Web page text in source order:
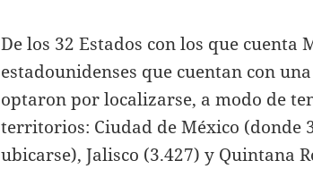
De los 32 Estados con los que cuenta
estadounidenses que cuentan con
optaron por localizarse, a modo de
territorios: Ciudad de México (donde
ubicarse), Jalisco (3.427) y Quintana